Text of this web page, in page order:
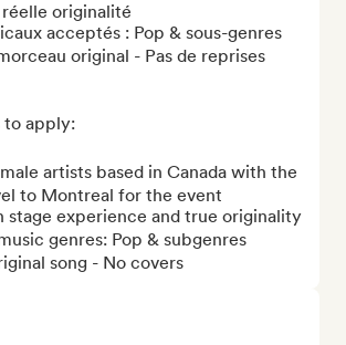
originalité
acceptés : Pop & sous-genres
original - Pas de reprises
apply:
artists based in Canada with the
to Montreal for the event
stage experience and true originality
genres: Pop & subgenres
song - No covers